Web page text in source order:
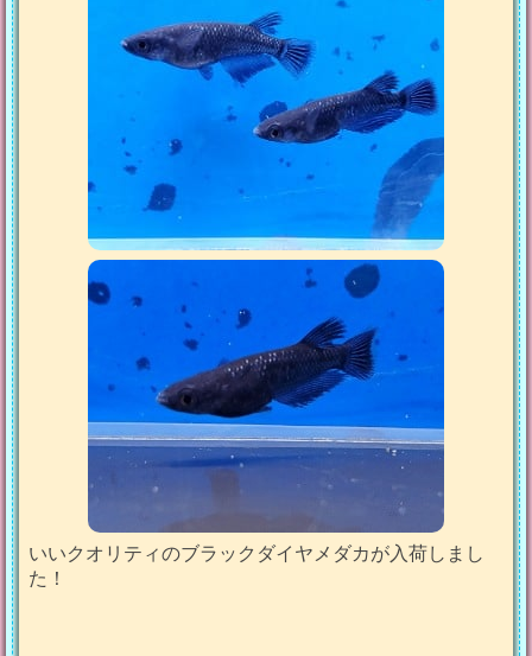
いいクオリティのブラックダイヤメダカが入荷しまし
た！